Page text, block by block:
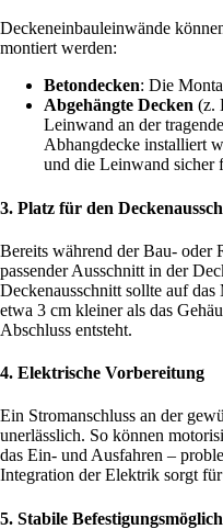
Deckeneinbauleinwände
montiert werden:
Betondecken: Die
Abgehängte Decken (z.
Leinwand an der
Abhangdecke installiert
und die Leinwand sicher
3. Platz für den
Bereits während der Bau- oder
passender Ausschnitt in der
Deckenausschnitt sollte auf
etwa 3 cm kleiner als das
Abschluss entsteht.
4. Elektrische Vorbereitung
Ein Stromanschluss an der
unerlässlich. So können
das Ein- und Ausfahren –
Integration der Elektrik sorgt
5. Stabile